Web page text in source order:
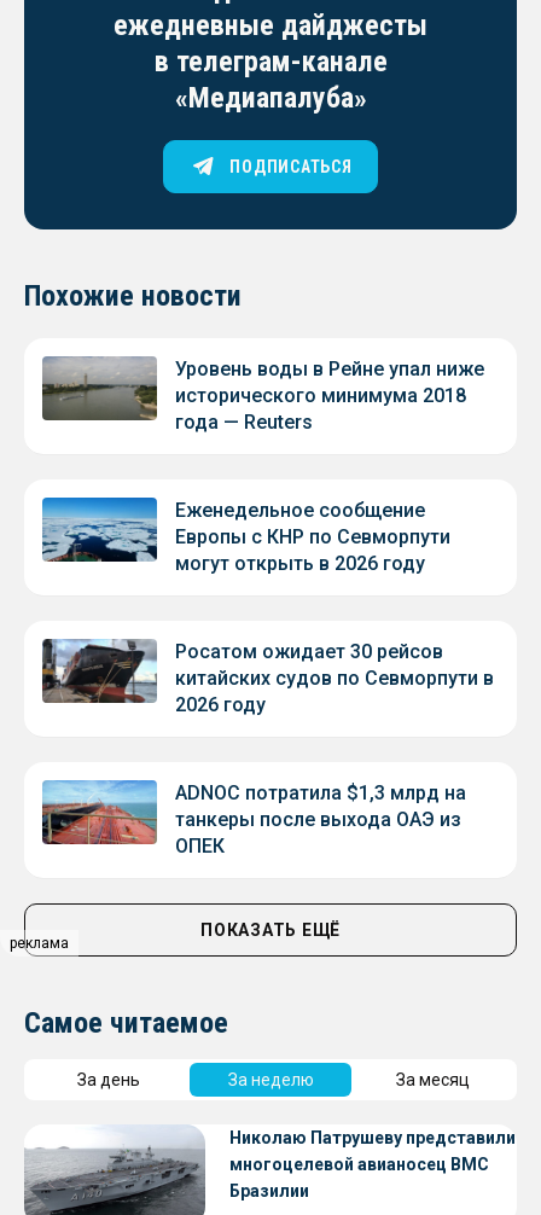
реклама
ежедневные дайджесты
в телеграм-канале
«Медиапалуба»
ПОДПИСАТЬСЯ
Похожие новости
Уровень воды в Рейне упал ниже
исторического минимума 2018
года — Reuters
Еженедельное сообщение
Европы с КНР по Севморпути
могут открыть в 2026 году
Росатом ожидает 30 рейсов
китайских судов по Севморпути в
2026 году
ADNOC потратила $1,3 млрд на
танкеры после выхода ОАЭ из
ОПЕК
ПОКАЗАТЬ ЕЩЁ
Самое читаемое
За день За неделю За месяц
Николаю Патрушеву представили
многоцелевой авианосец ВМС
Бразилии